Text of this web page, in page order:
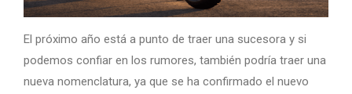
El próximo año está a punto de traer una sucesora y si
podemos confiar en los rumores, también podría traer una
nueva nomenclatura, ya que se ha confirmado el nuevo